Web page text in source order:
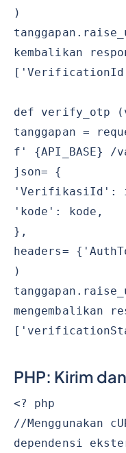
)
kembalikan
def verify_otp
tanggapan =
f' {API_BASE} /
json= {
'VerifikasiId':
'kode': kode,
},
headers=
)
mengembalikan
PHP: Kirim
<? php
//Menggunakan
dependensi